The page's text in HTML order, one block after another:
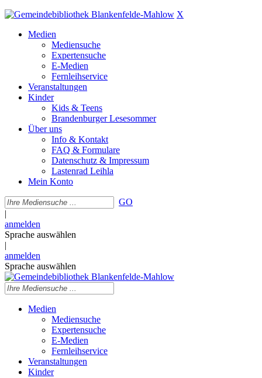
X
Medien
Mediensuche
Expertensuche
E-Medien
Fernleihservice
Veranstaltungen
Kinder
Kids & Teens
Brandenburger Lesesommer
Über uns
Info & Kontakt
FAQ & Formulare
Datenschutz & Impressum
Lastenrad Leihla
Mein Konto
GO
|
anmelden
Sprache auswählen
|
anmelden
Sprache auswählen
Medien
Mediensuche
Expertensuche
E-Medien
Fernleihservice
Veranstaltungen
Kinder